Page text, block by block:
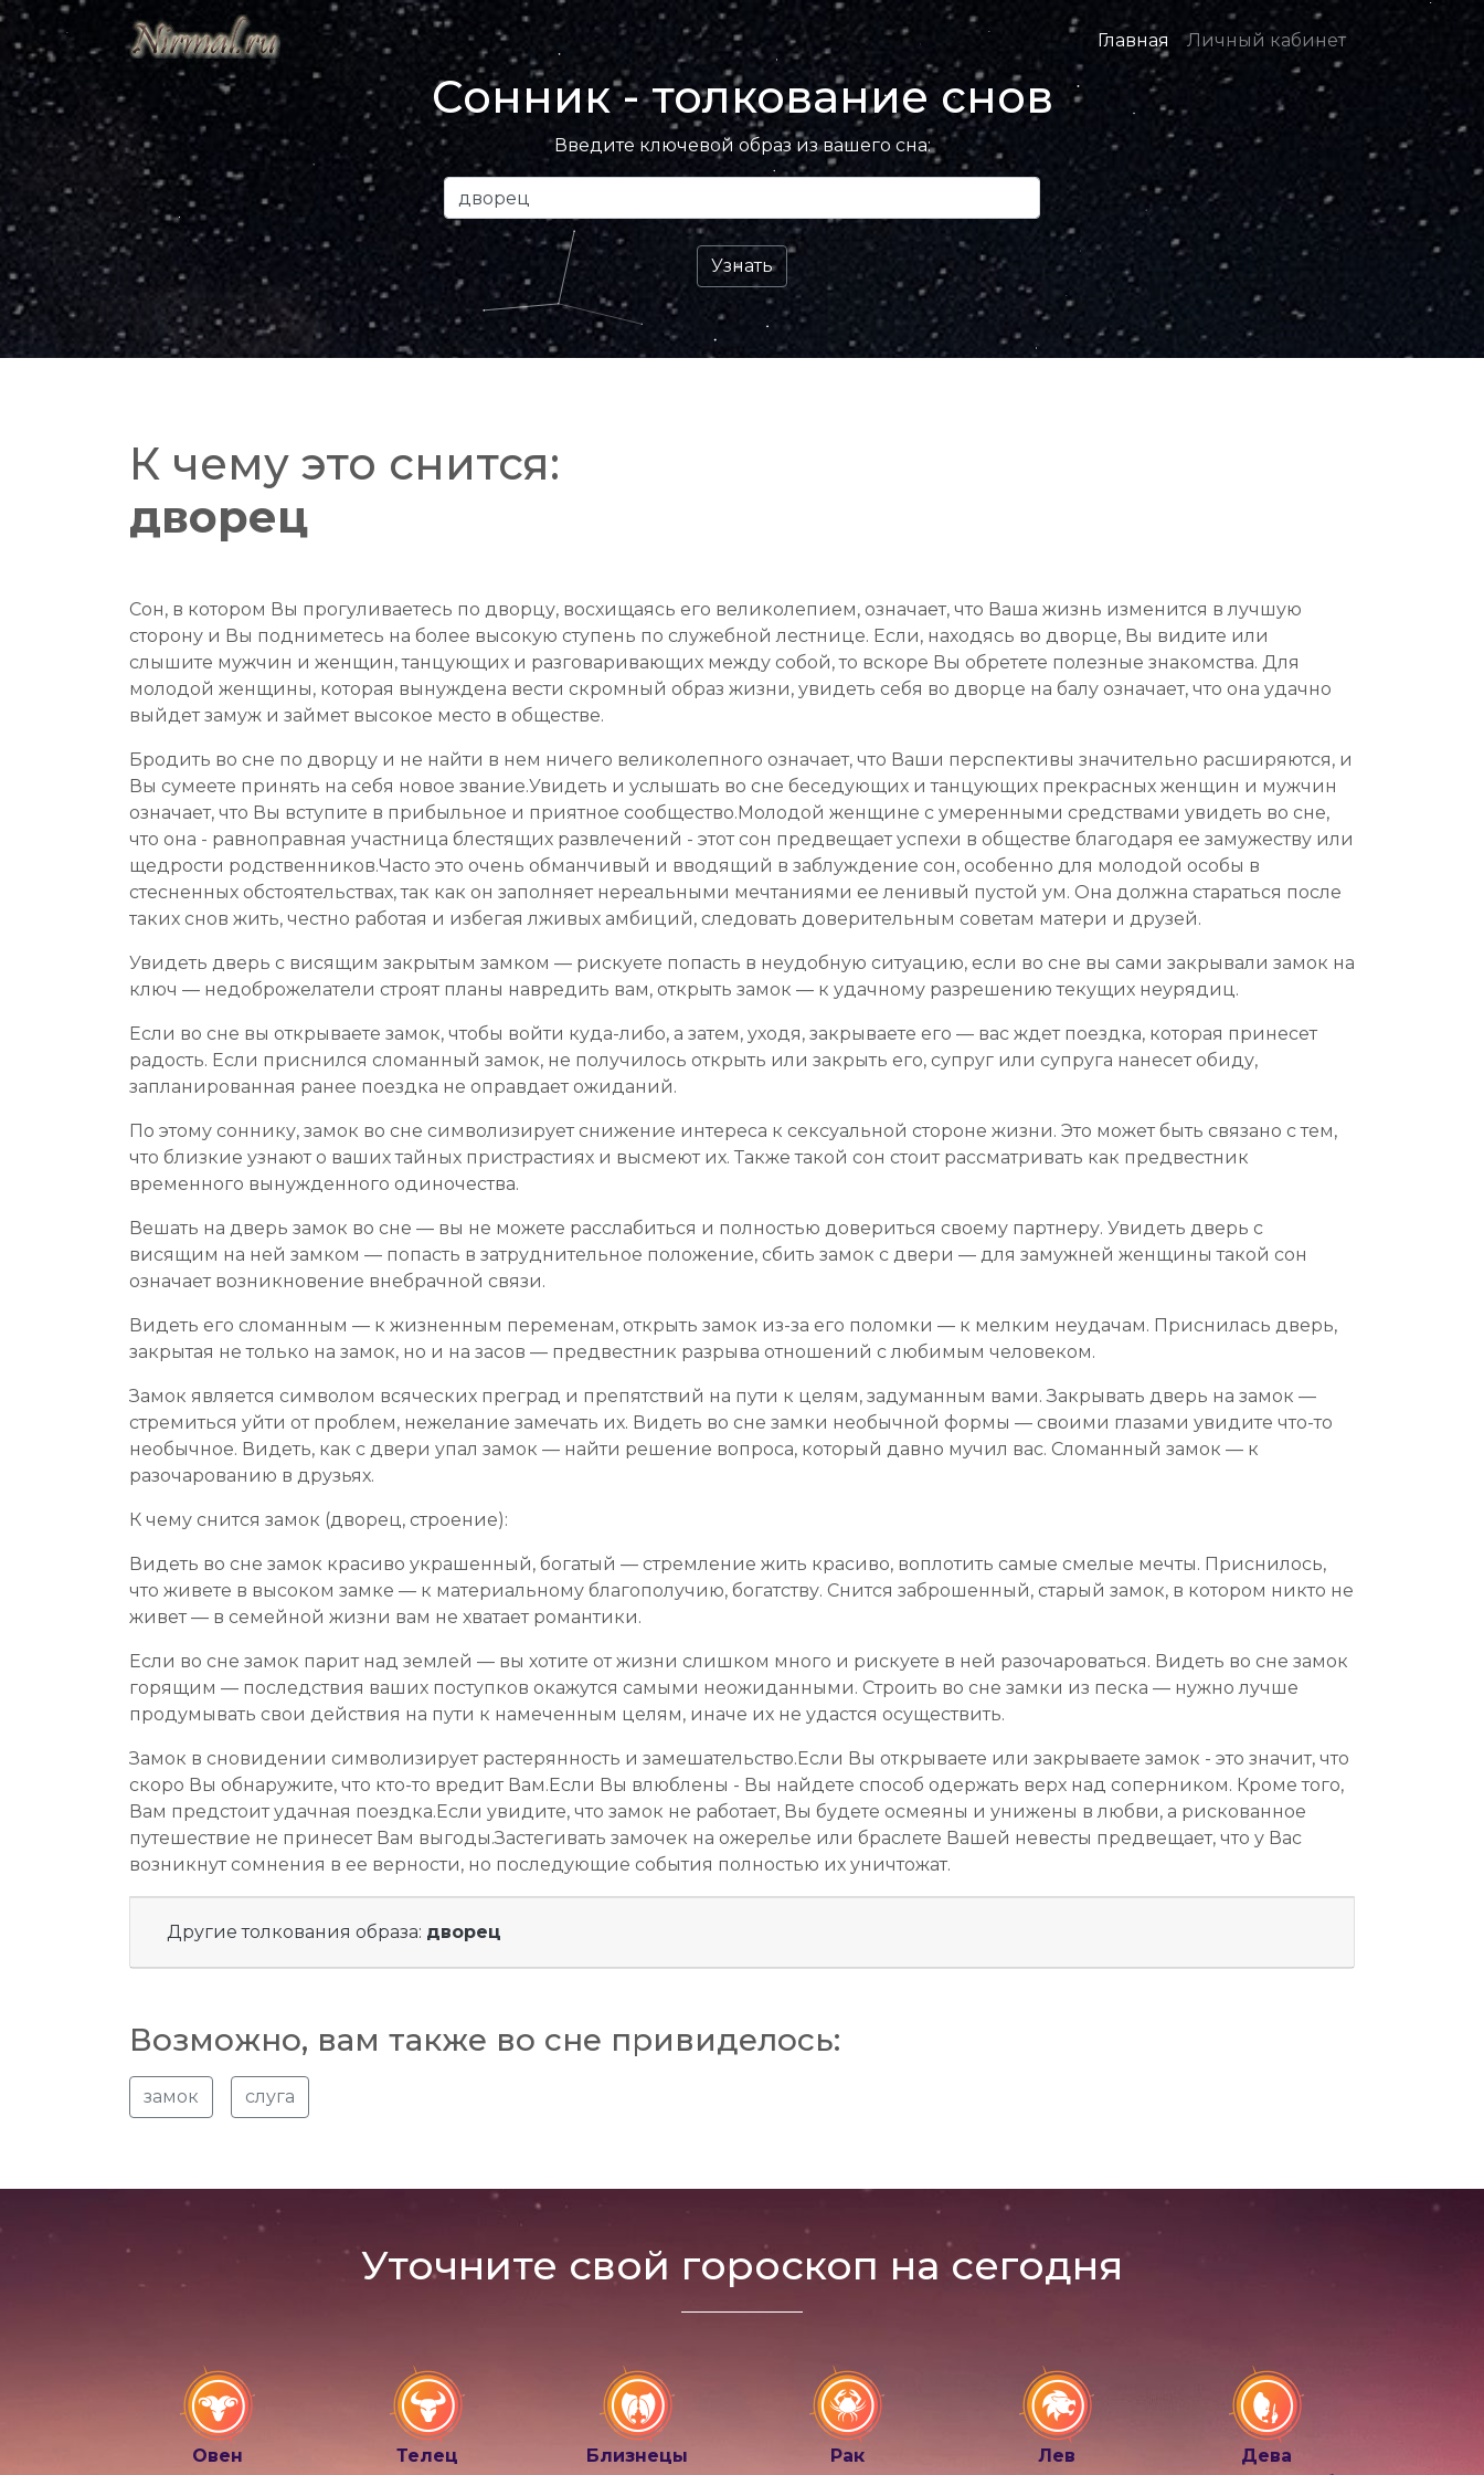
Главная Личный кабинет
Сонник - толкование снов
Введите ключевой образ из вашего сна:
К чему это снится:
дворец
Сон, в котором Вы прогуливаетесь по дворцу, восхищаясь его великолепием, означает, что Ваша жизнь изменится в лучшую
сторону и Вы подниметесь на более высокую ступень по служебной лестнице. Если, находясь во дворце, Вы видите или
слышите мужчин и женщин, танцующих и разговаривающих между собой, то вскоре Вы обретете полезные знакомства. Для
молодой женщины, которая вынуждена вести скромный образ жизни, увидеть себя во дворце на балу означает, что она удачно
выйдет замуж и займет высокое место в обществе.
Бродить во сне по дворцу и не найти в нем ничего великолепного означает, что Ваши перспективы значительно расширяются, и
Вы сумеете принять на себя новое звание.Увидеть и услышать во сне беседующих и танцующих прекрасных женщин и мужчин
означает, что Вы вступите в прибыльное и приятное сообщество.Молодой женщине с умеренными средствами увидеть во сне,
что она - равноправная участница блестящих развлечений - этот сон предвещает успехи в обществе благодаря ее замужеству или
щедрости родственников.Часто это очень обманчивый и вводящий в заблуждение сон, особенно для молодой особы в
стесненных обстоятельствах, так как он заполняет нереальными мечтаниями ее ленивый пустой ум. Она должна стараться после
таких снов жить, честно работая и избегая лживых амбиций, следовать доверительным советам матери и друзей.
Увидеть дверь с висящим закрытым замком — рискуете попасть в неудобную ситуацию, если во сне вы сами закрывали замок на
ключ — недоброжелатели строят планы навредить вам, открыть замок — к удачному разрешению текущих неурядиц.
Если во сне вы открываете замок, чтобы войти куда-либо, а затем, уходя, закрываете его — вас ждет поездка, которая принесет
радость. Если приснился сломанный замок, не получилось открыть или закрыть его, супруг или супруга нанесет обиду,
запланированная ранее поездка не оправдает ожиданий.
По этому соннику, замок во сне символизирует снижение интереса к сексуальной стороне жизни. Это может быть связано с тем,
что близкие узнают о ваших тайных пристрастиях и высмеют их. Также такой сон стоит рассматривать как предвестник
временного вынужденного одиночества.
Вешать на дверь замок во сне — вы не можете расслабиться и полностью довериться своему партнеру. Увидеть дверь с
висящим на ней замком — попасть в затруднительное положение, сбить замок с двери — для замужней женщины такой сон
означает возникновение внебрачной связи.
Видеть его сломанным — к жизненным переменам, открыть замок из-за его поломки — к мелким неудачам. Приснилась дверь,
закрытая не только на замок, но и на засов — предвестник разрыва отношений с любимым человеком.
Замок является символом всяческих преград и препятствий на пути к целям, задуманным вами. Закрывать дверь на замок —
стремиться уйти от проблем, нежелание замечать их. Видеть во сне замки необычной формы — своими глазами увидите что-то
необычное. Видеть, как с двери упал замок — найти решение вопроса, который давно мучил вас. Сломанный замок — к
разочарованию в друзьях.
К чему снится замок (дворец, строение):
Видеть во сне замок красиво украшенный, богатый — стремление жить красиво, воплотить самые смелые мечты. Приснилось,
что живете в высоком замке — к материальному благополучию, богатству. Снится заброшенный, старый замок, в котором никто не
живет — в семейной жизни вам не хватает романтики.
Если во сне замок парит над землей — вы хотите от жизни слишком много и рискуете в ней разочароваться. Видеть во сне замок
горящим — последствия ваших поступков окажутся самыми неожиданными. Строить во сне замки из песка — нужно лучше
продумывать свои действия на пути к намеченным целям, иначе их не удастся осуществить.
Замок в сновидении символизирует растерянность и замешательство.Если Вы открываете или закрываете замок - это значит, что
скоро Вы обнаружите, что кто-то вредит Вам.Если Вы влюблены - Вы найдете способ одержать верх над соперником. Кроме того,
Вам предстоит удачная поездка.Если увидите, что замок не работает, Вы будете осмеяны и унижены в любви, а рискованное
путешествие не принесет Вам выгоды.Застегивать замочек на ожерелье или браслете Вашей невесты предвещает, что у Вас
возникнут сомнения в ее верности, но последующие события полностью их уничтожат.
Другие толкования образа: дворец
Возможно, вам также во сне привиделось:
замок слуга
Уточните свой гороскоп на сегодня
Овен Телец Близнецы Рак Лев Дева